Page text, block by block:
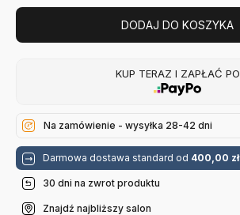
DODAJ DO KOSZYKA
KUP TERAZ I ZAPŁAĆ PO
Na zamówienie - wysyłka 28-42 dni
Darmowa dostawa standard od 400,00 zł
30 dni na zwrot produktu
Znajdź najbliższy salon